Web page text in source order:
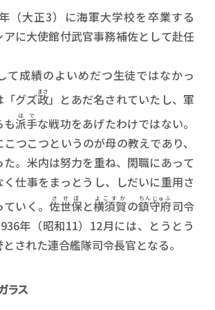
（大正3）に海軍大学校を卒業する
アに大使館付武官事務補佐として赴任
て成績のよいめだつ生徒ではなかっ
「グズ政
まさ」とあだ名されていたし、軍
も派手
はで な戦功をあげたわけではない。
つこつというのが母の教えであり、
。米内は努力を重ね、閑職にあって
仕事をまっとうし、しだいに重用さ
いく。 佐世保
させぼ と横須賀
よこすか の鎮守府
ちんじゅふ 司令
年（昭和11）12月には、とうとう
された連合艦隊司令長官となる。
ラス